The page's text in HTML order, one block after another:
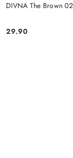
DIVNA The Brown
Cena:
29.90